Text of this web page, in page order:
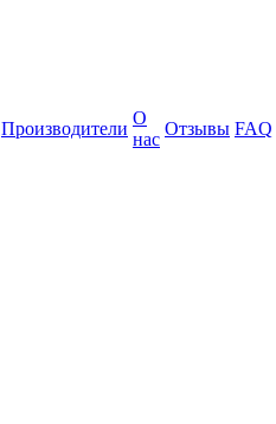
Производители
О
нас
Отзывы FAQ